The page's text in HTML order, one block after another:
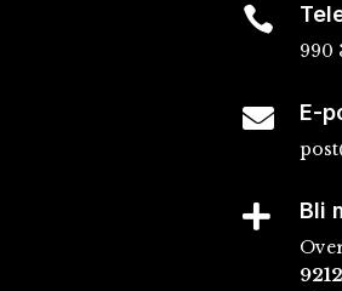

990
 E-
 Bli